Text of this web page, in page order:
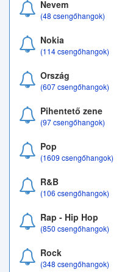
Nevem
(48 csengőhangok)
Nokia
(114 csengőhangok)
Ország
(607 csengőhangok)
Pihentető zene
(97 csengőhangok)
Pop
(1609 csengőhangok)
R&B
(106 csengőhangok)
Rap - Hip Hop
(850 csengőhangok)
Rock
(348 csengőhangok)